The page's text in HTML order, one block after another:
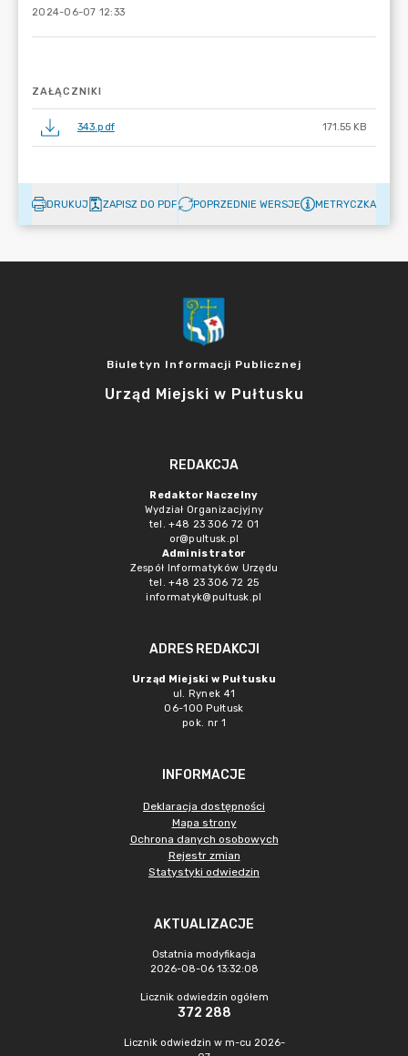
2024-06-07 12:33
ZAŁĄCZNIKI
343.pdf 171.55 KB
DRUKUJ ZAPISZ DO PDF POPRZEDNIE WERSJE METRYCZKA
Biuletyn Informacji Publicznej
Urząd Miejski w Pułtusku
REDAKCJA
Redaktor Naczelny
Wydział Organizacjyjny
tel. +48 23 306 72 01
or@pultusk.pl
Administrator
Zespół Informatyków Urzędu
tel. +48 23 306 72 25
informatyk@pultusk.pl
ADRES REDAKCJI
Urząd Miejski w Pułtusku
ul. Rynek 41
06-100 Pułtusk
pok. nr 1
INFORMACJE
Deklaracja dostępności
Mapa strony
Ochrona danych osobowych
Rejestr zmian
Statystyki odwiedzin
AKTUALIZACJE
Ostatnia modyfikacja
2026-08-06 13:32:08
Licznik odwiedzin ogółem
372 288
Licznik odwiedzin w m-cu 2026-